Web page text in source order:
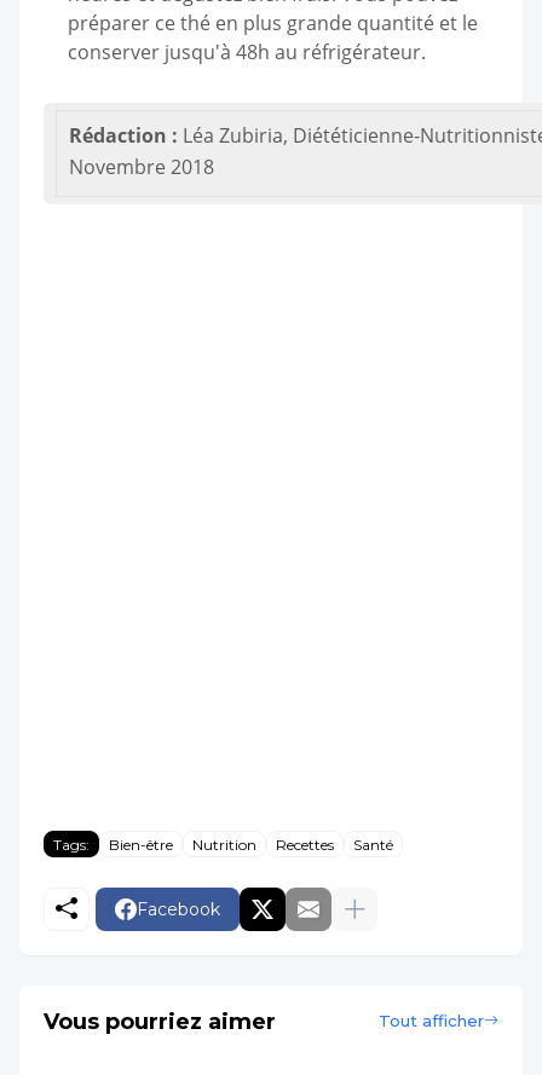
préparer ce thé en plus grande quantité et le
conserver jusqu'à 48h au réfrigérateur.
Rédaction : Léa Zubiria, Diététicienne-
Novembre 2018
Tags: Bien-être Nutrition Recettes Santé
Facebook
Vous pourriez aimer Tout afficher